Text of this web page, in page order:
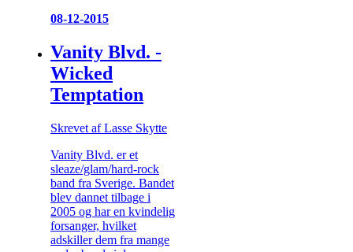
08-12-2015
Vanity Blvd. -
Wicked
Temptation
Skrevet af Lasse Skytte
Vanity Blvd. er et
sleaze/glam/hard-rock
band fra Sverige. Bandet
blev dannet tilbage i
2005 og har en kvindelig
forsanger, hvilket
adskiller dem fra mange